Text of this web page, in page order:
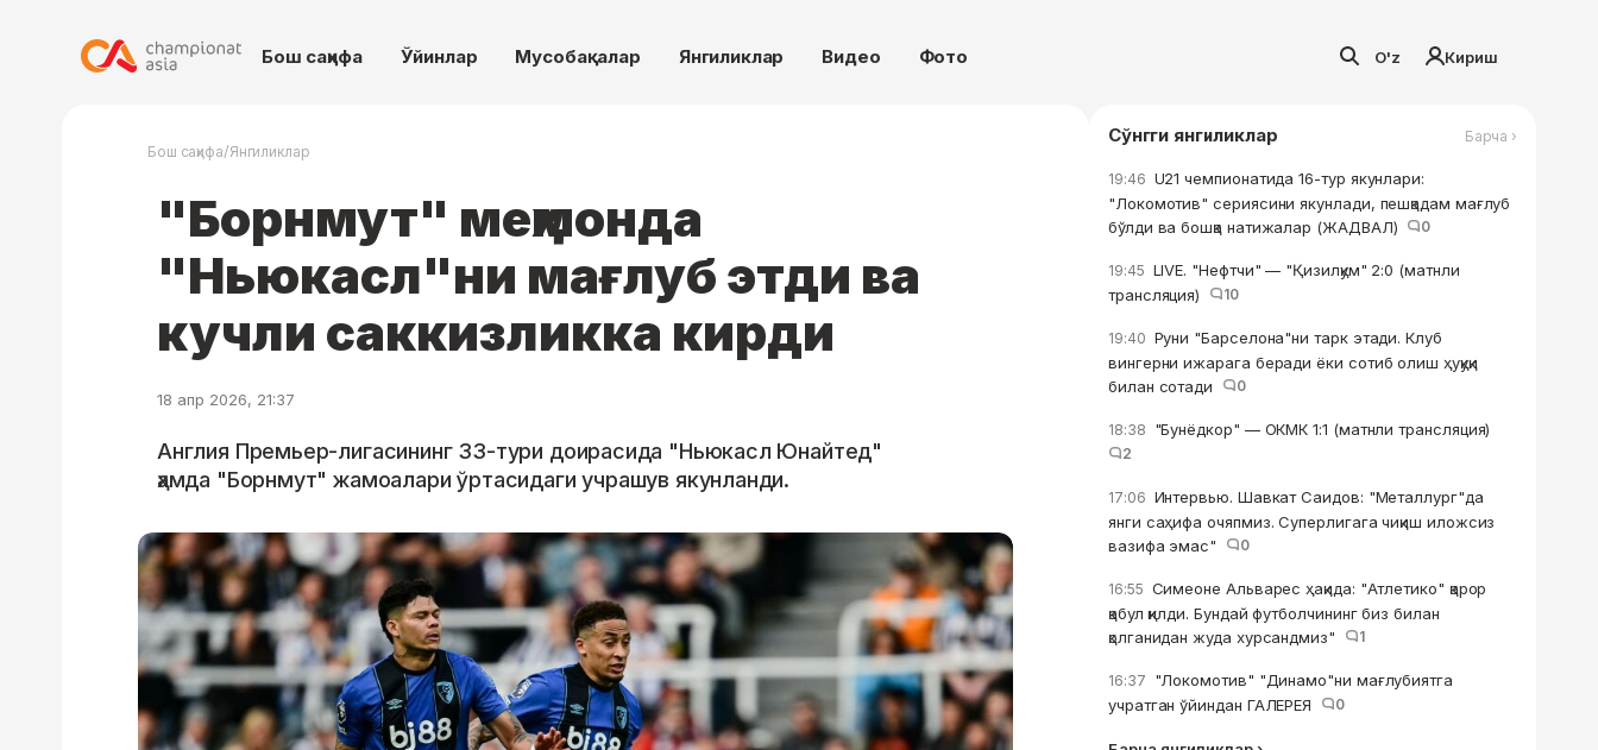
Бош саҳифа Ўйинлар Мусобақалар Янгиликлар Видео Фото O'z Кириш
Бош саҳифа/Янгиликлар
"Борнмут" меҳмонда
"Ньюкасл"ни мағлуб этди ва
кучли саккизликка кирди
18 апр 2026, 21:37
Англия Премьер-лигасининг 33-тури доирасида "Ньюкасл Юнайтед"
ҳамда "Борнмут" жамоалари ўртасидаги учрашув якунланди.
Сўнгги янгиликлар Барча ›
19:46 U21 чемпионатида 16-тур якунлари:
"Локомотив" сериясини якунлади, пешқадам мағлуб
бўлди ва бошқа натижалар (ЖАДВАЛ)
0
19:45 LIVE. "Нефтчи" — "Қизилқум" 2:0 (матнли
трансляция)
10
19:40 Руни "Барселона"ни тарк этади. Клуб
вингерни ижарага беради ёки сотиб олиш ҳуқуқи
билан сотади
0
18:38 "Бунёдкор" — ОКМК 1:1 (матнли трансляция)
2
17:06 Интервью. Шавкат Саидов: "Металлург"да
янги саҳифа очяпмиз. Суперлигага чиқиш иложсиз
вазифа эмас"
0
16:55 Симеоне Альварес ҳақида: "Атлетико" қарор
қабул қилди. Бундай футболчининг биз билан
қолганидан жуда хурсандмиз"
1
16:37 "Локомотив" "Динамо"ни мағлубиятга
учратган ўйиндан ГАЛЕРЕЯ
0